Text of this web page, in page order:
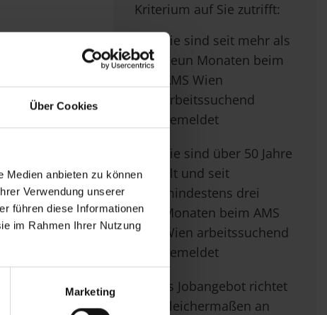
Über Cookies
Medien anbieten zu können
Verwendung unserer
führen diese Informationen
im Rahmen Ihrer Nutzung
Marketing
Kriterium auf Sie zutrifft:
Sie sind seit mehr als
neun Monaten beim
AMS Wien
arbeitssuchend
gemeldet
Sie sind über 50 Jahre
alt und seit
mindestens drei
Monaten beim AMS
Wien arbeitssuchend
gemeldet
Dieses Jobangebot richtet
sich gleichermaßen an